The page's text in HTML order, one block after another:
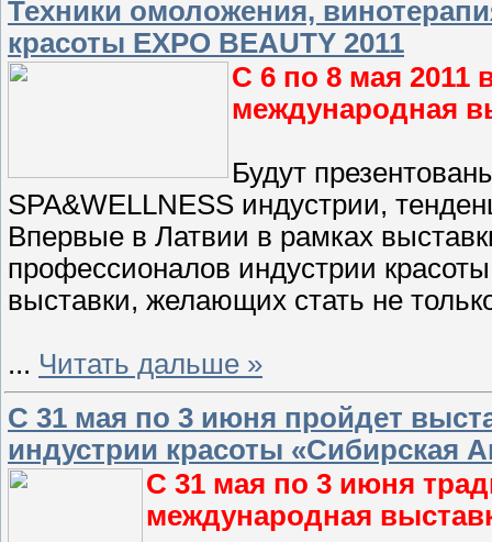
Техники омоложения,
красоты EXPO BEAUTY 2011
С 6 по 8 мая 2011
международная
Будут
SPA&WELLNESS индустрии,
Впервые в Латвии в рамках
профессионалов индустрии
выставки, желающих стать не
... Читать дальше »
С 31 мая по 3 июня пройдет
индустрии красоты «Сибирская
С 31 мая по 3 июня
международная